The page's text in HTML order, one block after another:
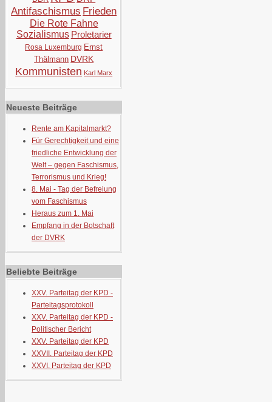
Antifaschismus Frieden
Die Rote Fahne
Sozialismus Proletarier
Rosa Luxemburg Ernst
Thälmann DVRK
Kommunisten Karl Marx
Neueste Beiträge
Rente am Kapitalmarkt?
Für Gerechtigkeit und eine
friedliche Entwicklung der
Welt – gegen Faschismus,
Terrorismus und Krieg!
8. Mai - Tag der Befreiung
vom Faschismus
Heraus zum 1. Mai
Empfang in der Botschaft
der DVRK
Beliebte Beiträge
XXV. Parteitag der KPD -
Parteitagsprotokoll
XXV. Parteitag der KPD -
Politischer Bericht
XXV. Parteitag der KPD
XXVII. Parteitag der KPD
XXVI. Parteitag der KPD